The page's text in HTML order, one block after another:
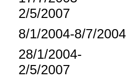
2/5/2007
8/1/2004-8/7/2004
28/1/2004-
2/5/2007